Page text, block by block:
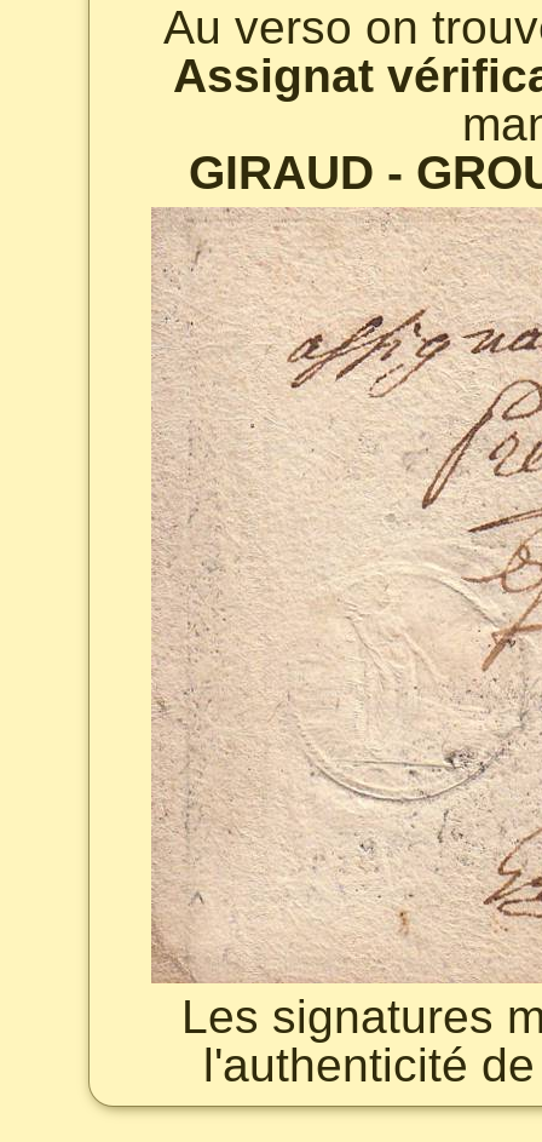
Au verso on
Assignat
GIRAUD -
Les signatures
l'authenticité